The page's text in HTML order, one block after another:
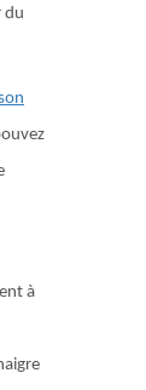
du
à